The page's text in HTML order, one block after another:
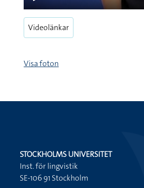
Play
Videolänkar
Visa foton
STOCKHOLMS UNIVERSITET
Inst. för lingvistik
SE-106 91 Stockholm